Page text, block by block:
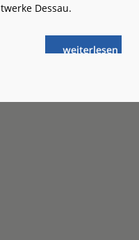
Dessau.
weiterlese
nAusflugstipp: